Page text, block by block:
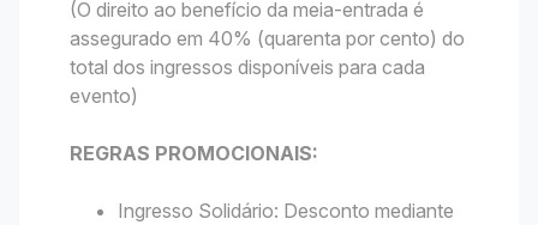
(O direito ao benefício da meia-entrada é
assegurado em 40% (quarenta por cento) do
total dos ingressos disponíveis para cada
evento)
REGRAS PROMOCIONAIS:
Ingresso Solidário: Desconto mediante